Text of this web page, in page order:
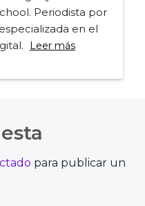
Periodista por
en el
Leer más
para publicar un